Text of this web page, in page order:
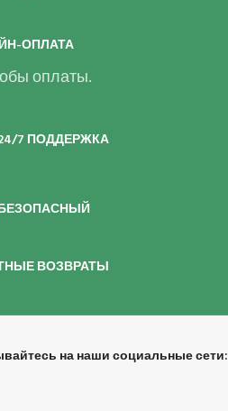
ОПЛАТА
оплаты.
7 ПОДДЕРЖКА
БЕЗОПАСНЫЙ
ВОЗВРАТЫ
на наши социальные сети: